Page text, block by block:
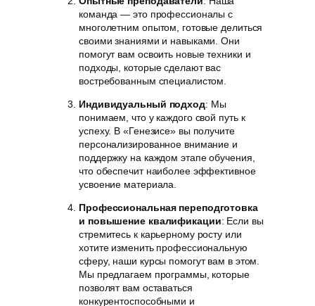
команда — это профессионалы с
многолетним опытом, готовые делиться
своими знаниями и навыками. Они
помогут вам освоить новые техники и
подходы, которые сделают вас
востребованным специалистом.
Индивидуальный подход: Мы
понимаем, что у каждого свой путь к
успеху. В «Генезисе» вы получите
персонализированное внимание и
поддержку на каждом этапе обучения,
что обеспечит наиболее эффективное
усвоение материала.
Профессиональная переподготовка
и повышение квалификации: Если вы
стремитесь к карьерному росту или
хотите изменить профессиональную
сферу, наши курсы помогут вам в этом.
Мы предлагаем программы, которые
позволят вам оставаться
конкурентоспособными и